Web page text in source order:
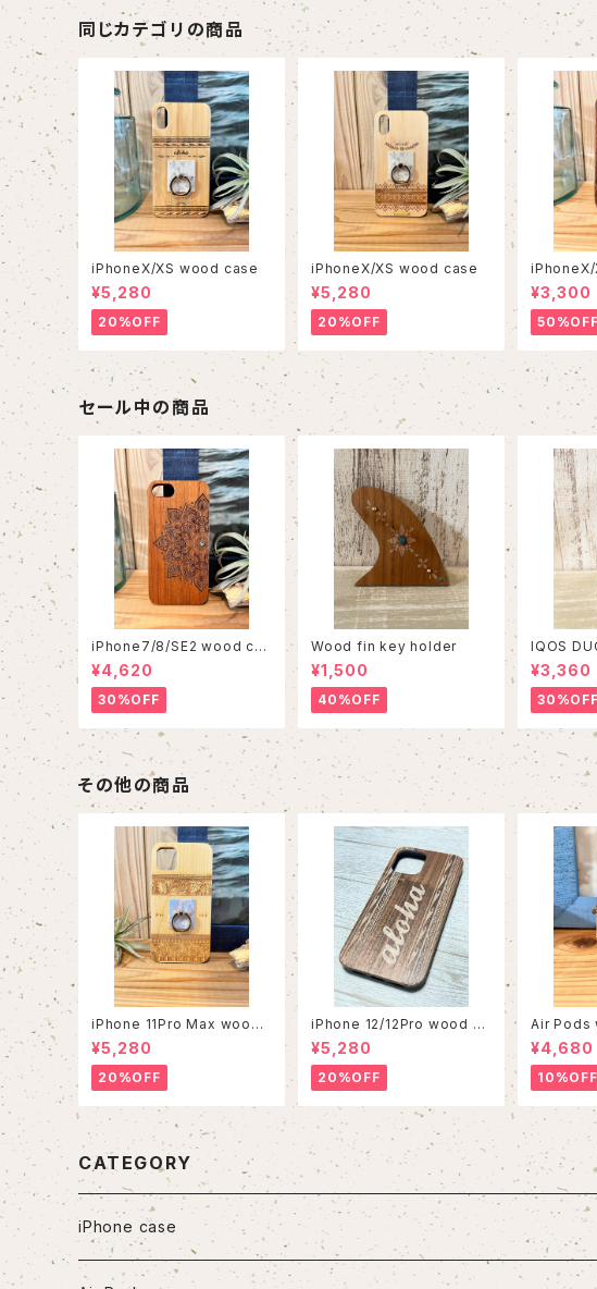
同じカテゴリの商品
iPhoneX/XS wood case
¥5,280
20%OFF
iPhoneX/XS wood case
¥5,280
20%OFF
33
¥3,300
50%OFF
セール中の商品
iPhone7/8/SE2 wood cas
e 86
¥4,620
30%OFF
Wood fin key holder
¥1,500
40%OFF
IQOS
¥3,360
30%OFF
その他の商品
iPhone 11Pro Max wood
case
¥5,280
20%OFF
iPhone 12/12Pro wood ca
se
¥5,280
20%OFF
Air Pods
¥4,680
10%OFF
CATEGORY
iPhone case